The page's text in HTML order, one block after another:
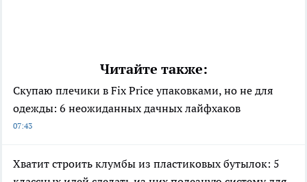
Читайте также:
Скупаю плечики в Fix Price упаковками, но не для
одежды: 6 неожиданных дачных лайфхаков
07:43
Хватит строить клумбы из пластиковых бутылок: 5